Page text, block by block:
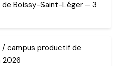
Boissy-Saint-Léger – 3
campus productif de
2026